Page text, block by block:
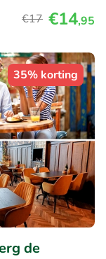
€17 €14,95
35% korting
de